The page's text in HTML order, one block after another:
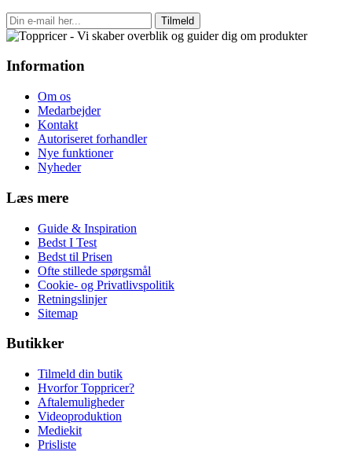
Tilmeld
Information
Om os
Medarbejder
Kontakt
Autoriseret forhandler
Nye funktioner
Nyheder
Læs mere
Guide & Inspiration
Bedst I Test
Bedst til Prisen
Ofte stillede spørgsmål
Cookie- og Privatlivspolitik
Retningslinjer
Sitemap
Butikker
Tilmeld din butik
Hvorfor Toppricer?
Aftalemuligheder
Videoproduktion
Mediekit
Prisliste